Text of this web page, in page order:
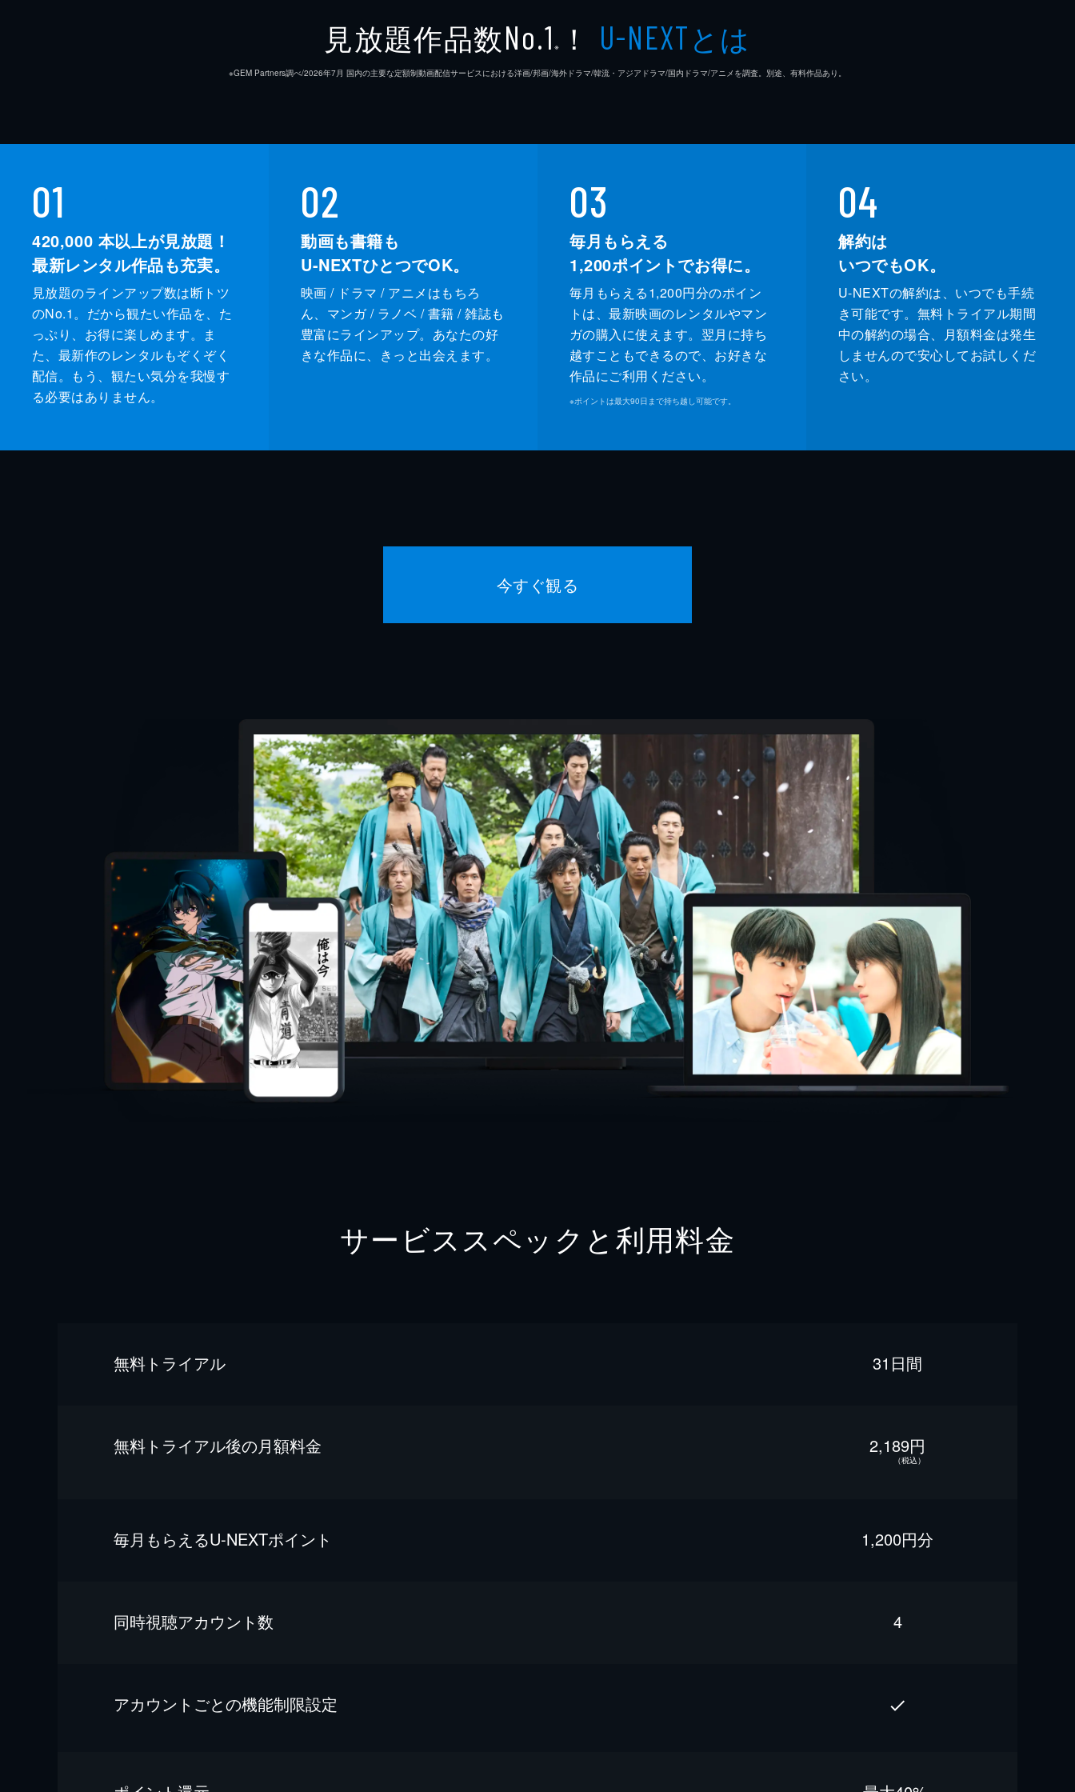
見放題作品数No.1 ※ ！ U-NEXTとは
※GEM Partners調べ/2026年7⽉ 国内の主要な定額制動画配信サービスにおける洋画/邦画/海外ドラマ/韓流・アジアドラマ/国内ドラマ/アニメを調査。別途、有料作品あり。
01
420,000 本以上が見放題！
最新レンタル作品も充実。
見放題のラインアップ数は断トツ
のNo.1。だから観たい作品を、た
っぷり、お得に楽しめます。ま
た、最新作のレンタルもぞくぞく
配信。もう、観たい気分を我慢す
る必要はありません。
02
動画も書籍も
U-NEXTひとつでOK。
映画 / ドラマ / アニメはもちろ
ん、マンガ / ラノベ / 書籍 / 雑誌も
豊富にラインアップ。あなたの好
きな作品に、きっと出会えます。
03
毎月もらえる
1,200ポイントでお得に。
毎月もらえる1,200円分のポイン
トは、最新映画のレンタルやマン
ガの購入に使えます。翌月に持ち
越すこともできるので、お好きな
作品にご利用ください。
※ポイントは最大90日まで持ち越し可能です。
04
解約は
いつでもOK。
U-NEXTの解約は、いつでも手続
き可能です。無料トライアル期間
中の解約の場合、月額料金は発生
しませんので安心してお試しくだ
さい。
今すぐ観る
サービススペックと利用料金
無料トライアル 31日間
無料トライアル後の⽉額料金 2,189円
（税込）
毎⽉もらえるU-NEXTポイント 1,200円分
同時視聴アカウント数 4
アカウントごとの機能制限設定